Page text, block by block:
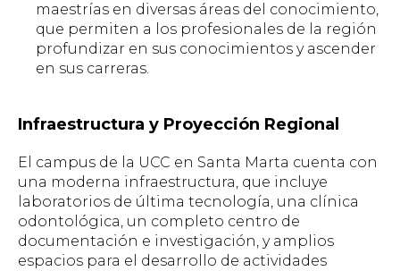
maestrías en diversas áreas del conocimiento,
que permiten a los profesionales de la región
profundizar en sus conocimientos y ascender
en sus carreras.
Infraestructura y Proyección Regional
El campus de la UCC en Santa Marta cuenta con
una moderna infraestructura, que incluye
laboratorios de última tecnología, una clínica
odontológica, un completo centro de
documentación e investigación, y amplios
espacios para el desarrollo de actividades